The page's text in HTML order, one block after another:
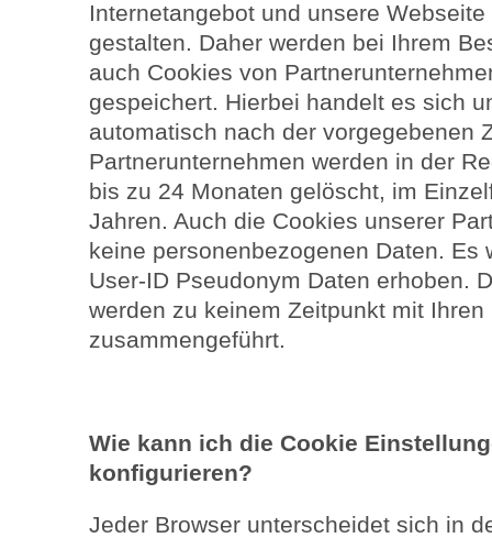
Internetangebot und unsere
gestalten. Daher werden bei Ihrem
auch Cookies von
gespeichert. Hierbei handelt es sich
automatisch nach der vorgegebenen
Partnerunternehmen werden in der
bis zu 24 Monaten gelöscht, im
Jahren. Auch die Cookies unserer
keine personenbezogenen Daten. Es
User-ID Pseudonym Daten erhoben.
werden zu keinem Zeitpunkt mit
zusammengeführt.
Wie kann ich die Cookie
konfigurieren?
Jeder Browser unterscheidet sich in